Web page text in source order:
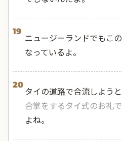
19
ニュージーランドでもこ
なっているよ。
20
タイの道路で合流しよう
合掌をするタイ式のお礼で
よね。